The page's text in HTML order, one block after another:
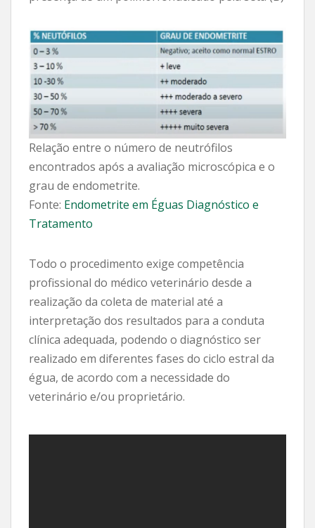
Relação entre o número de neutrófilos
encontrados após a avaliação microscópica e o
grau de endometrite.
Fonte: Endometrite em Éguas Diagnóstico e
Tratamento
Todo o procedimento exige competência
profissional do médico veterinário desde a
realização da coleta de material até a
interpretação dos resultados para a conduta
clínica adequada, podendo o diagnóstico ser
realizado em diferentes fases do ciclo estral da
égua, de acordo com a necessidade do
veterinário e/ou proprietário.